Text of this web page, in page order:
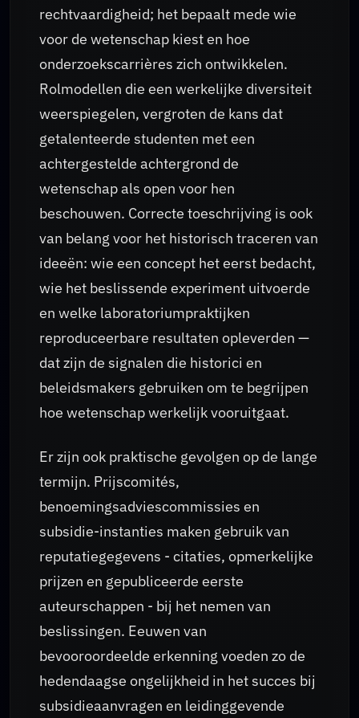
rechtvaardigheid; het bepaalt mede wie
voor de wetenschap kiest en hoe
onderzoekscarrières zich ontwikkelen.
Rolmodellen die een werkelijke diversiteit
weerspiegelen, vergroten de kans dat
getalenteerde studenten met een
achtergestelde achtergrond de
wetenschap als open voor hen
beschouwen. Correcte toeschrijving is ook
van belang voor het historisch traceren van
ideeën: wie een concept het eerst bedacht,
wie het beslissende experiment uitvoerde
en welke laboratoriumpraktijken
reproduceerbare resultaten opleverden —
dat zijn de signalen die historici en
beleidsmakers gebruiken om te begrijpen
hoe wetenschap werkelijk vooruitgaat.
Er zijn ook praktische gevolgen op de lange
termijn. Prijscomités,
benoemingsadviescommissies en
subsidie-instanties maken gebruik van
reputatiegegevens - citaties, opmerkelijke
prijzen en gepubliceerde eerste
auteurschappen - bij het nemen van
beslissingen. Eeuwen van
bevooroordeelde erkenning voeden zo de
hedendaagse ongelijkheid in het succes bij
subsidieaanvragen en leidinggevende